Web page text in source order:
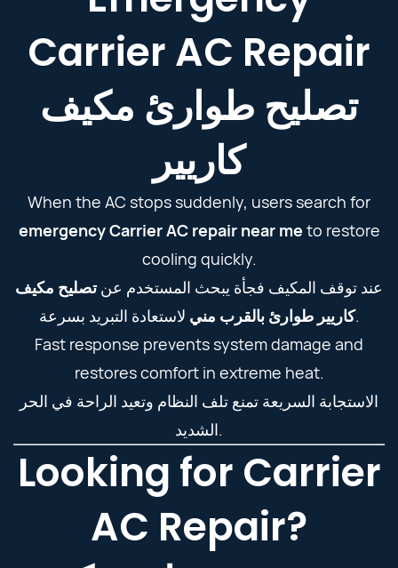
Carrier AC Repair
تصليح طوارئ مكيف
كاريير
When the AC stops suddenly, users search for
emergency Carrier AC repair near me to restore
cooling quickly.
عند توقف المكيف فجأة يبحث المستخدم عنتصليح مكيف
كاريير طوارئ بالقرب منيلاستعادة التبريد بسرعة.
Fast response prevents system damage and
restores comfort in extreme heat.
الاستجابة السريعة تمنع تلف النظام وتعيد الراحة في الحر
الشديد.
Looking for Carrier
AC Repair?